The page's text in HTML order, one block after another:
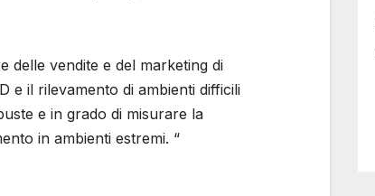
delle vendite e del marketing di
e il rilevamento di ambienti difficili
e in grado di misurare la
in ambienti estremi. “